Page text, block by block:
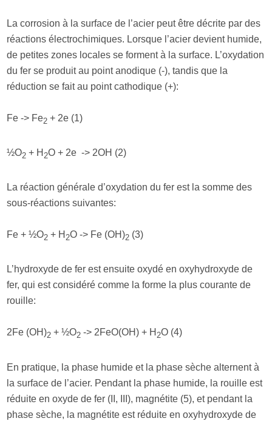
La corrosion à la surface de l’acier peut être décrite par des
réactions électrochimiques. Lorsque l’acier devient humide,
de petites zones locales se forment à la surface. L’oxydation
du fer se produit au point anodique (-), tandis que la
réduction se fait au point cathodique (+):
Fe -> Fe2 + 2e (1)
½O2 + H 2O + 2e -> 2OH (2)
La réaction générale d’oxydation du fer est la somme des
sous-réactions suivantes:
Fe + ½O2 + H 2O -> Fe (OH)2 (3)
L’hydroxyde de fer est ensuite oxydé en oxyhydroxyde de
fer, qui est considéré comme la forme la plus courante de
rouille:
2Fe (OH)2 + ½O2 -> 2FeO(OH) + H 2O (4)
En pratique, la phase humide et la phase sèche alternent à
la surface de l’acier. Pendant la phase humide, la rouille est
réduite en oxyde de fer (II, III), magnétite (5), et pendant la
phase sèche, la magnétite est réduite en oxyhydroxyde de